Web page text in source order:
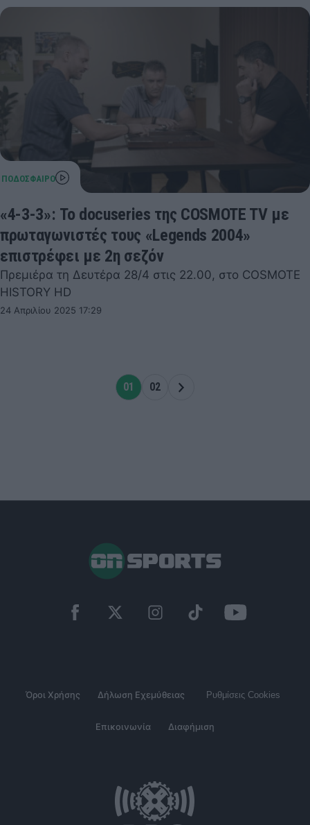
«4-3-3»: Το docuseries της COSMOTE TV με
πρωταγωνιστές τους «Legends 2004»
επιστρέφει με 2η σεζόν
Πρεμιέρα τη Δευτέρα 28/4 στις 22.00, στο COSMOTE
HISTORY HD
24 Απριλίου 2025 17:29
01 02
Όροι Χρήσης Δήλωση Εχεμύθειας Ρυθμίσεις Cookies
Επικοινωνία Διαφήμιση